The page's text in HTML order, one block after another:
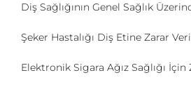
Diş Sağlığının Genel Sağlık
Şeker Hastalığı Diş Etine Zarar
Elektronik Sigara Ağız Sağlığı İçin